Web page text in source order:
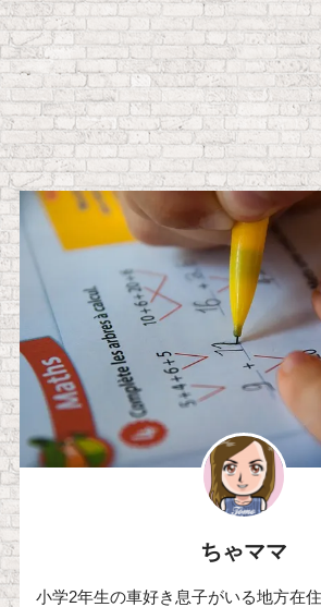
ちゃママ
小学2年生の車好き息子がいる地方在